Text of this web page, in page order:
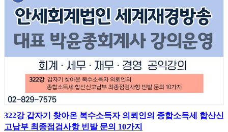
322강 갑자기 찾아온 복수소득자 의뢰인의 종합소득세 합산신
고납부 최종점검사항 빈발 문의 10가지